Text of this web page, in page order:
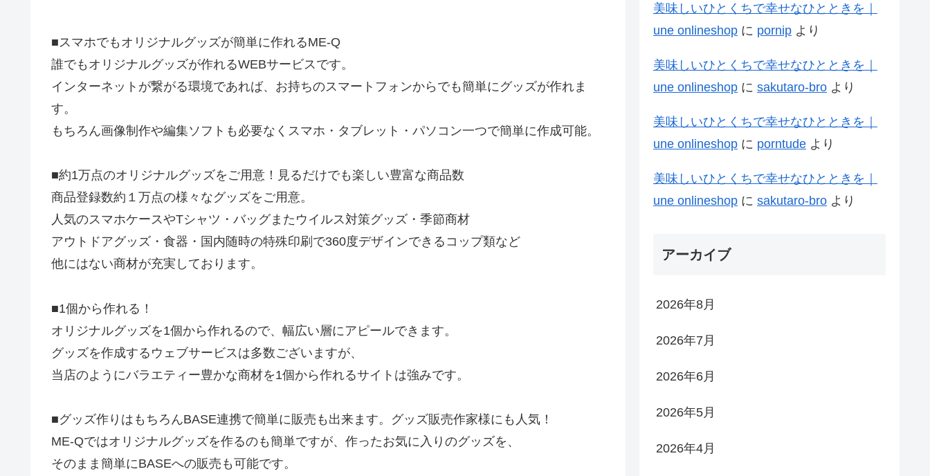
■スマホでもオリジナルグッズが簡単に作れるME-Q
誰でもオリジナルグッズが作れるWEBサービスです。
インターネットが繋がる環境であれば、お持ちのスマートフォンからでも簡単にグッズが作れま
す。
もちろん画像制作や編集ソフトも必要なくスマホ・タブレット・パソコン一つで簡単に作成可能。
■約1万点のオリジナルグッズをご用意！見るだけでも楽しい豊富な商品数
商品登録数約１万点の様々なグッズをご用意。
人気のスマホケースやTシャツ・バッグまたウイルス対策グッズ・季節商材
アウトドアグッズ・食器・国内随時の特殊印刷で360度デザインできるコップ類など
他にはない商材が充実しております。
■1個から作れる！
オリジナルグッズを1個から作れるので、幅広い層にアピールできます。
グッズを作成するウェブサービスは多数ございますが、
当店のようにバラエティー豊かな商材を1個から作れるサイトは強みです。
■グッズ作りはもちろんBASE連携で簡単に販売も出来ます。グッズ販売作家様にも人気！
ME-Qではオリジナルグッズを作るのも簡単ですが、作ったお気に入りのグッズを、
そのまま簡単にBASEへの販売も可能です。
美味しいひとくちで幸せなひとときを｜
une onlineshop に pornip より
美味しいひとくちで幸せなひとときを｜
une onlineshop に sakutaro-bro より
美味しいひとくちで幸せなひとときを｜
une onlineshop に porntude より
美味しいひとくちで幸せなひとときを｜
une onlineshop に sakutaro-bro より
アーカイブ
2026年8月
2026年7月
2026年6月
2026年5月
2026年4月